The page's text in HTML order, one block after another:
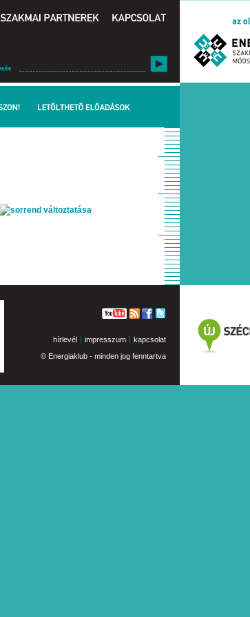
kapcsolat
impresszum
hírlevél
© Energiaklub - minden jog fenntartva